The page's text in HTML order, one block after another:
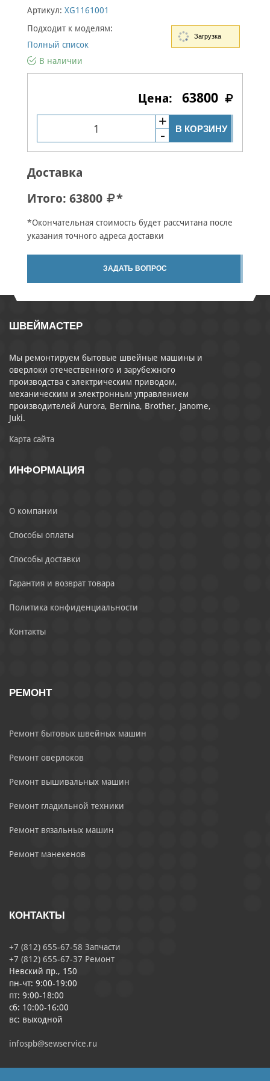
Артикул: XG1161001
Подходит к моделям:
Полный список
В наличии
63800
В КОРЗИНУ
Доставка
Итого: 63800 *
*Окончательная стоимость будет рассчитана после
указания точного адреса доставки
ЗАДАТЬ ВОПРОС
ШВЕЙМАСТЕР
Мы ремонтируем бытовые швейные машины и
оверлоки отечественного и зарубежного
производства с электрическим приводом,
механическим и электронным управлением
производителей Aurora, Bernina, Brother, Janome,
Juki.
Карта сайта
ИНФОРМАЦИЯ
О компании
Способы оплаты
Способы доставки
Гарантия и возврат товара
Политика конфиденциальности
Контакты
РЕМОНТ
Ремонт бытовых швейных машин
Ремонт оверлоков
Ремонт вышивальных машин
Ремонт гладильной техники
Ремонт вязальных машин
Ремонт манекенов
КОНТАКТЫ
+7 (812) 655-67-58 Запчасти
+7 (812) 655-67-37 Ремонт
Невский пр., 150
пн-чт: 9:00-19:00
пт: 9:00-18:00
сб: 10:00-16:00
вс: выходной
infospb@sewservice.ru
Загрузка